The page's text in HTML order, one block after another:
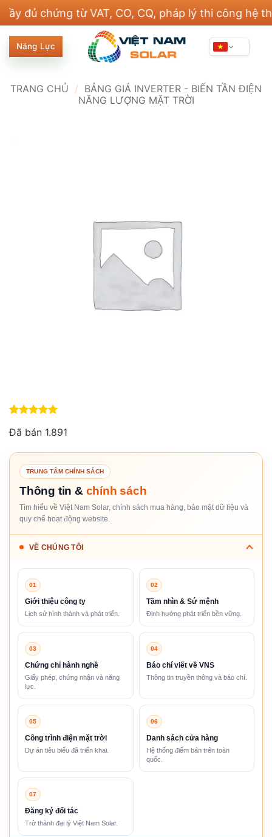
Bỏ
qua
nội
dung
từ VAT, CO, CQ, pháp lý thi công hệ thống
Năng Lực
TRANG CHỦ / BẢNG GIÁ INVERTER - BIẾN TẦN ĐIỆN
NĂNG LƯỢNG MẶT TRỜI
dựa trên
Đã bán 1.891
TRUNG TÂM CHÍNH SÁCH
Thông tin & chính sách
Tìm hiểu về Việt Nam Solar, chính sách mua hàng, bảo mật dữ liệu và
quy chế hoạt động website.
VỀ CHÚNG TÔI
01
Giới thiệu công ty
Lịch sử hình thành và phát triển.
02
Tầm nhìn & Sứ mệnh
Định hướng phát triển bền vững.
03
Chứng chỉ hành nghề
Giấy phép, chứng nhận và năng
lực.
04
Báo chí viết về VNS
Thông tin truyền thông và báo chí.
05
Công trình điện mặt trời
Dự án tiêu biểu đã triển khai.
06
Danh sách cửa hàng
Hệ thống điểm bán trên toàn
quốc.
07
Đăng ký đối tác
Trở thành đại lý Việt Nam Solar.